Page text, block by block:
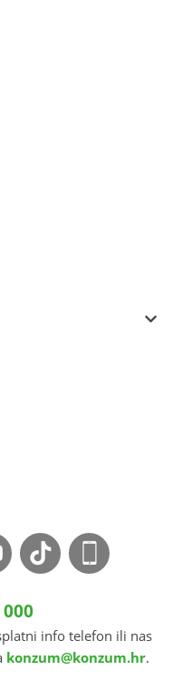
info telefon ili nas
konzum@konzum.hr.